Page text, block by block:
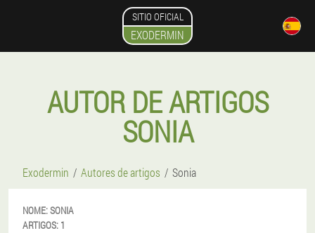
SITIO OFICIAL
EXODERMIN
AUTOR DE ARTIGOS
SONIA
Exodermin Autores de artigos Sonia
NOME:SONIA
ARTIGOS: 1